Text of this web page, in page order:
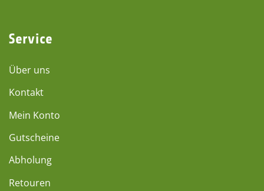
Service
Über uns
Kontakt
Mein Konto
Gutscheine
Abholung
Retouren